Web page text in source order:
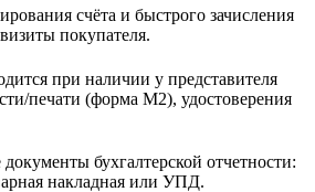
счёта и быстрого зачисления
покупателя.
при наличии у представителя
печати (форма M2), удостоверения
бухгалтерской отчетности:
накладная или УПД.